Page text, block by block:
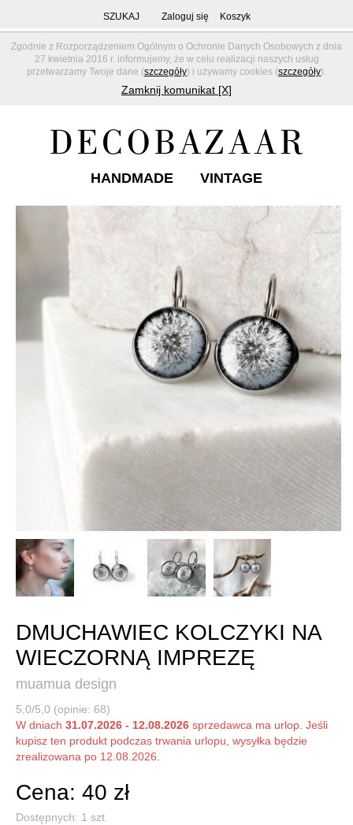
Zgodnie z Rozporządzeniem Ogólnym o Ochronie Danych Osobowych z dnia
27 kwietnia 2016 r. informujemy, że w celu realizacji naszych usług
przetwarzamy Twoje dane (szczegóły) i używamy cookies (szczegóły).
Zamknij komunikat [X]
SZUKAJ Zaloguj się Koszyk
HANDMADE VINTAGE
DMUCHAWIEC KOLCZYKI NA
WIECZORNĄ IMPREZĘ
muamua design
5,0/5,0 (opinie: 68)
W dniach 31.07.2026 - 12.08.2026 sprzedawca ma urlop. Jeśli
kupisz ten produkt podczas trwania urlopu, wysyłka będzie
zrealizowana po 12.08.2026.
Cena: 40 zł
Dostępnych: 1 szt.